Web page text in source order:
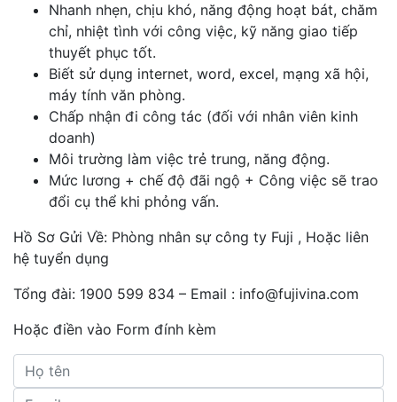
Nhanh nhẹn, chịu khó, năng động hoạt bát, chăm
chỉ, nhiệt tình với công việc, kỹ năng giao tiếp
thuyết phục tốt.
Biết sử dụng internet, word, excel, mạng xã hội,
máy tính văn phòng.
Chấp nhận đi công tác (đối với nhân viên kinh
doanh)
Môi trường làm việc trẻ trung, năng động.
Mức lương + chế độ đãi ngộ + Công việc sẽ trao
đổi cụ thể khi phỏng vấn.
Hồ Sơ Gửi Về: Phòng nhân sự công ty Fuji , Hoặc liên
hệ tuyển dụng
Tổng đài: 1900 599 834 – Email : info@fujivina.com
Hoặc điền vào Form đính kèm